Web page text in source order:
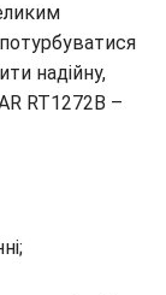
надійну,
RT1272B –